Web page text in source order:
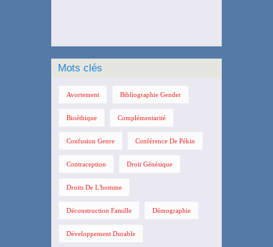
Mots clés
Avortement Bibliographie Gender
Bioéthique Complémentarité
Confusion Genre Conférence De Pékin
Contraception Droit Génésique
Droits De L'homme
Déconstruction Famille Démographie
Développement Durable